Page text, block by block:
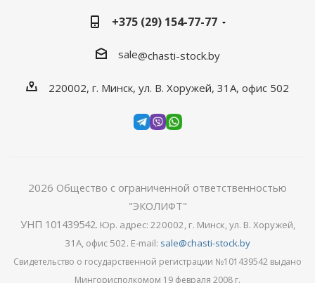
+375 (29) 154-77-77
sale@chasti-stock.by
220002, г. Минск, ул. В. Хоружей, 31А, офис 502
2026 Общество с ограниченной ответственностью
"ЭКОЛИФТ"
УНП 101439542. Юр. адрес: 220002, г. Минск, ул. В. Хоружей,
31А, офис 502. E-mail: sale@chasti-stock.by
Свидетельство о государственной регистрации №101439542 выдано
Мингорисполкомом 19 февраля 2008 г.